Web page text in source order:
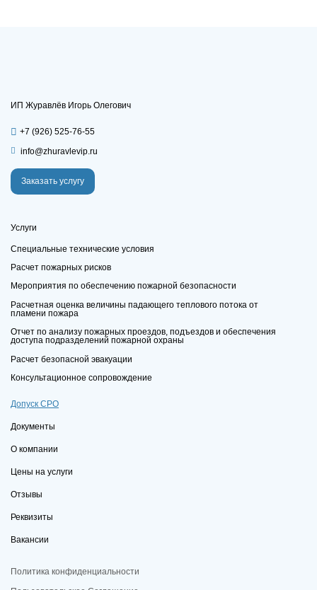
ИП Журавлёв Игорь Олегович
+7 (926) 525-76-55
info@zhuravlevip.ru
Заказать услугу
Услуги
Специальные технические условия
Расчет пожарных рисков
Мероприятия по обеспечению пожарной безопасности
Расчетная оценка величины падающего теплового потока от
пламени пожара
Отчет по анализу пожарных проездов, подъездов и обеспечения
доступа подразделений пожарной охраны
Расчет безопасной эвакуации
Консультационное сопровождение
Допуск СРО
Документы
О компании
Цены на услуги
Отзывы
Реквизиты
Вакансии
Политика конфиденциальности